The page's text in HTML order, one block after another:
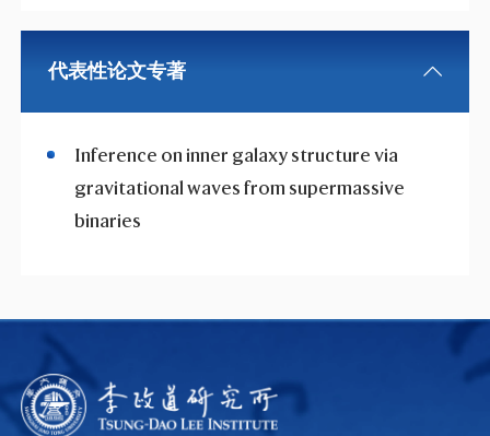
代表性论文专著
Inference on inner galaxy structure via
gravitational waves from supermassive
binaries